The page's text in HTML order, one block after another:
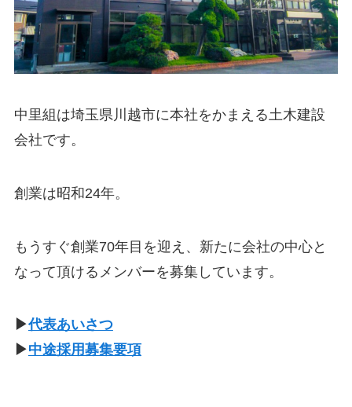
中里組は埼玉県川越市に本社をかまえる土木建設
会社です。
創業は昭和24年。
もうすぐ創業70年目を迎え、新たに会社の中心と
なって頂けるメンバーを募集しています。
▶代表あいさつ
▶中途採用募集要項